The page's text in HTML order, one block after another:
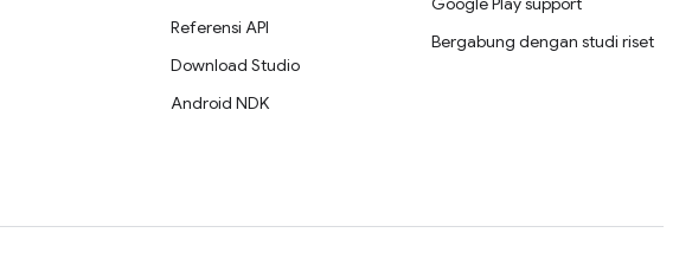
Referensi API
Download Studio
Android NDK
Bergabung dengan studi riset